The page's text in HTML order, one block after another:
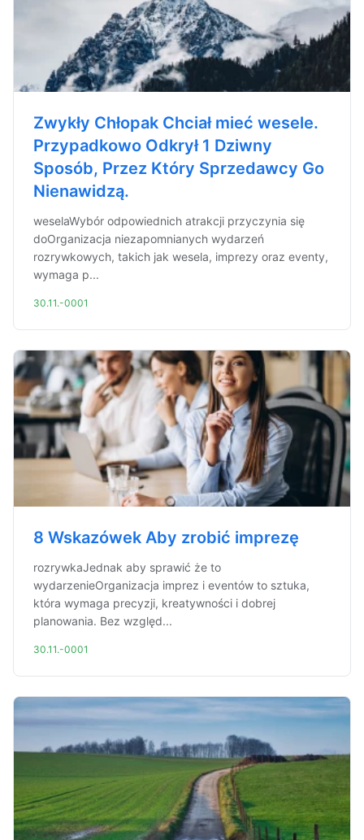
Zwykły Chłopak Chciał mieć wesele.
Przypadkowo Odkrył 1 Dziwny
Sposób, Przez Który Sprzedawcy Go
Nienawidzą.
weselaWybór odpowiednich atrakcji przyczynia się
doOrganizacja niezapomnianych wydarzeń
rozrywkowych, takich jak wesela, imprezy oraz eventy,
wymaga p...
30.11.-0001
8 Wskazówek Aby zrobić imprezę
rozrywkaJednak aby sprawić że to
wydarzenieOrganizacja imprez i eventów to sztuka,
która wymaga precyzji, kreatywności i dobrej
planowania. Bez względ...
30.11.-0001